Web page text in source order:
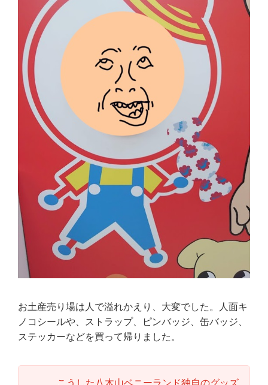
お土産売り場は人で溢れかえり、大変でした。人面キ
ノコシールや、ストラップ、ピンバッジ、缶バッジ、
ステッカーなどを買って帰りました。